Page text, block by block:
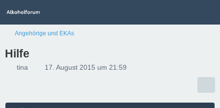
Angehörige und EKAs
Hilfe
tina 17. August 2015 um 21:59